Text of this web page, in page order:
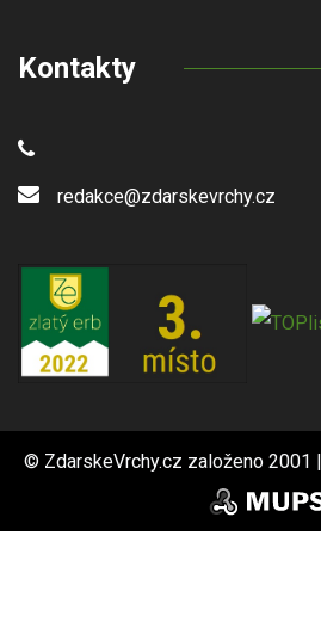
Kontakty
redakce@zdarskevrchy.cz
© ZdarskeVrchy.cz založeno 2001